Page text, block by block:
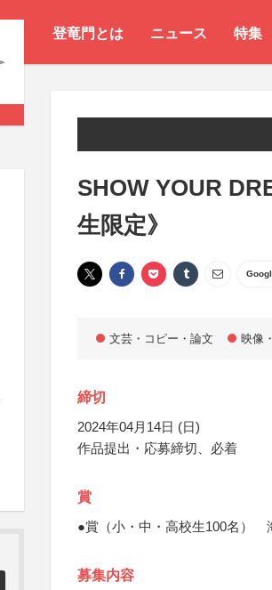
登竜門とは ニュース 特集
SHOW YOUR
生限定》
文芸・コピー・論文 映像
締切
2024年04月14日 (日)
作品提出・応募締切、必着
賞
●賞（小・中・高校生100名）
募集内容